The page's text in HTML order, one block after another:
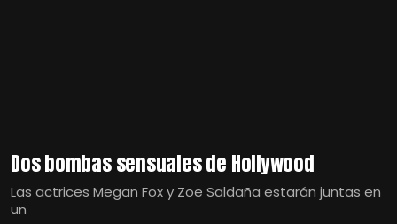
Dos bombas sensuales de Hollywood
Las actrices Megan Fox y Zoe Saldaña estarán juntas en
un